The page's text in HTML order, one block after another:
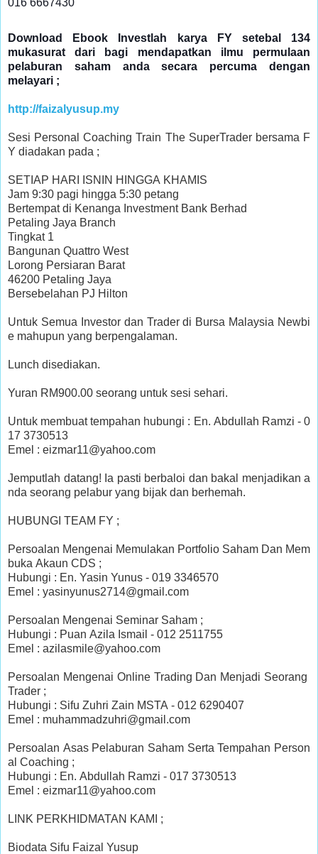
Download Ebook Investlah karya FY setebal 134
mukasurat dari bagi mendapatkan ilmu permulaan
pelaburan saham anda secara percuma dengan
melayari ;
http://faizalyusup.my
Sesi Personal Coaching Train The SuperTrader bersama F
Y diadakan pada ;
SETIAP HARI ISNIN HINGGA KHAMIS
Jam 9:30 pagi hingga 5:30 petang
Bertempat di Kenanga Investment Bank Berhad
Petaling Jaya Branch
Tingkat 1
Bangunan Quattro West
Lorong Persiaran Barat
46200 Petaling Jaya
Bersebelahan PJ Hilton
Untuk Semua Investor dan Trader di Bursa Malaysia Newbi
e mahupun yang berpengalaman.
Lunch disediakan.
Yuran RM900.00 seorang untuk sesi sehari.
Untuk membuat tempahan hubungi : En. Abdullah Ramzi - 0
17 3730513
Emel : eizmar11@yahoo.com
Jemputlah datang! Ia pasti berbaloi dan bakal menjadikan a
nda seorang pelabur yang bijak dan berhemah.
HUBUNGI TEAM FY ;
Persoalan Mengenai Memulakan Portfolio Saham Dan Mem
buka Akaun CDS ;
Hubungi : En. Yasin Yunus - 019 3346570
Emel : yasinyunus2714@gmail.com
Persoalan Mengenai Seminar Saham ;
Hubungi : Puan Azila Ismail - 012 2511755
Emel : azilasmile@yahoo.com
Persoalan Mengenai Online Trading Dan Menjadi Seorang
Trader ;
Hubungi : Sifu Zuhri Zain MSTA - 012 6290407
Emel : muhammadzuhri@gmail.com
Persoalan Asas Pelaburan Saham Serta Tempahan Person
al Coaching ;
Hubungi : En. Abdullah Ramzi - 017 3730513
Emel : eizmar11@yahoo.com
LINK PERKHIDMATAN KAMI ;
Biodata Sifu Faizal Yusup